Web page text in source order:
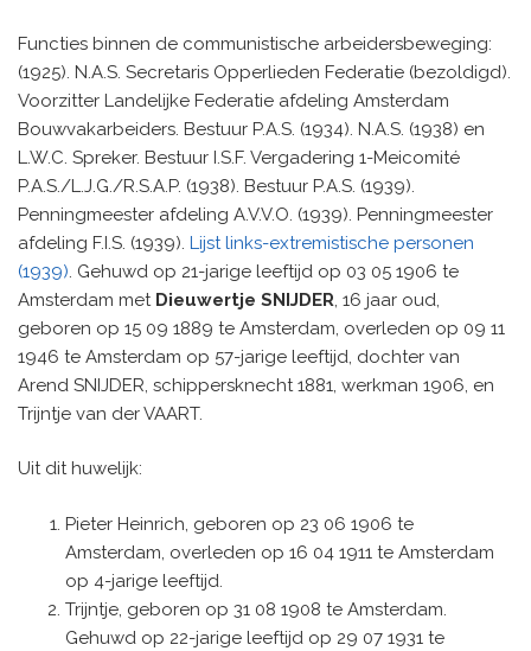
Functies binnen de communistische arbeidersbeweging:
(1925). N.A.S. Secretaris Opperlieden Federatie (bezoldigd).
Voorzitter Landelijke Federatie afdeling Amsterdam
Bouwvakarbeiders. Bestuur P.A.S. (1934). N.A.S. (1938) en
L.W.C. Spreker. Bestuur I.S.F. Vergadering 1-Meicomité
P.A.S./L.J.G./R.S.A.P. (1938). Bestuur P.A.S. (1939).
Penningmeester afdeling A.V.V.O. (1939). Penningmeester
afdeling F.I.S. (1939). Lijst links-extremistische personen
(1939) . Gehuwd op 21-jarige leeftijd op 03 05 1906 te
Amsterdam met Dieuwertje SNIJDER , 16 jaar oud,
geboren op 15 09 1889 te Amsterdam, overleden op 09 11
1946 te Amsterdam op 57-jarige leeftijd, dochter van
Arend SNIJDER, schippersknecht 1881, werkman 1906, en
Trijntje van der VAART.
Uit dit huwelijk:
Pieter Heinrich, geboren op 23 06 1906 te
Amsterdam, overleden op 16 04 1911 te Amsterdam
op 4-jarige leeftijd.
Trijntje, geboren op 31 08 1908 te Amsterdam.
Gehuwd op 22-jarige leeftijd op 29 07 1931 te